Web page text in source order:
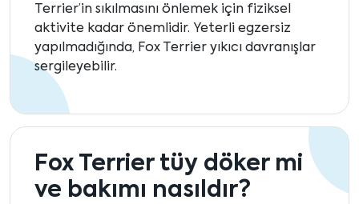
Terrier’in sıkılmasını önlemek için fiziksel
aktivite kadar önemlidir. Yeterli egzersiz
yapılmadığında, Fox Terrier yıkıcı davranışlar
sergileyebilir.
Fox Terrier tüy döker mi
ve bakımı nasıldır?